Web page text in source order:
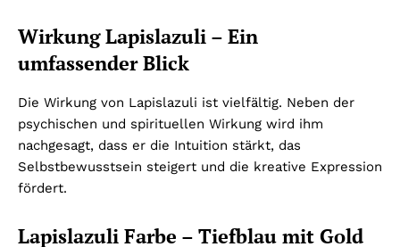
Wirkung Lapislazuli – Ein
umfassender Blick
Die Wirkung von Lapislazuli ist vielfältig. Neben der
psychischen und spirituellen Wirkung wird ihm
nachgesagt, dass er die Intuition stärkt, das
Selbstbewusstsein steigert und die kreative Expression
fördert.
Lapislazuli Farbe – Tiefblau mit Gold